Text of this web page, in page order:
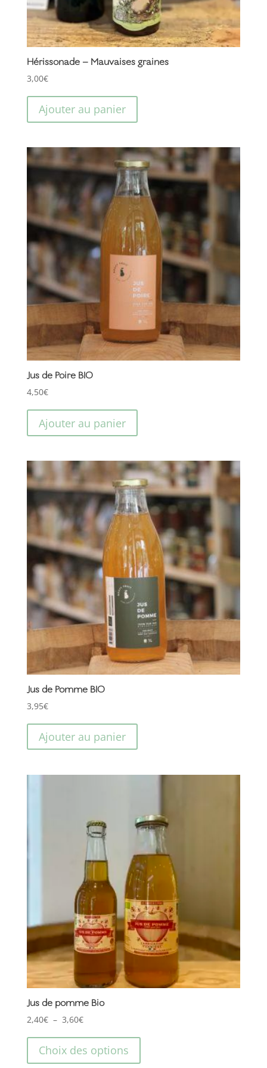
produit
Hérissonade – Mauvaises graines
3,00€
Ajouter au panier
Jus de Poire BIO
4,50€
Ajouter au panier
Jus de Pomme BIO
3,95€
Ajouter au panier
Jus de pomme Bio
2,40€ – 3,60€Plage
prix :
2,40€
Choix des options